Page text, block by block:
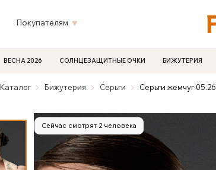
Покупателям
ВЕСНА 2026 СОЛНЦЕЗАЩИТНЫЕ ОЧКИ БИЖУТЕРИЯ
Каталог Бижутерия Серьги Серьги жемчуг 05.26
Сейчас смотрят 2 человека